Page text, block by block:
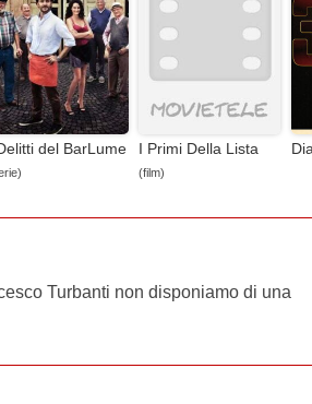
del BarLume I Primi Della Lista
(film)
Turbanti non disponiamo di una